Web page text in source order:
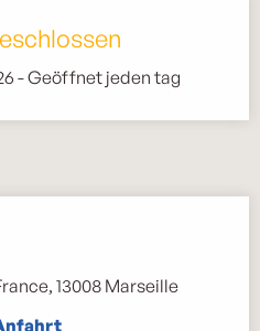
- Geöffnet jeden tag
13008 Marseille